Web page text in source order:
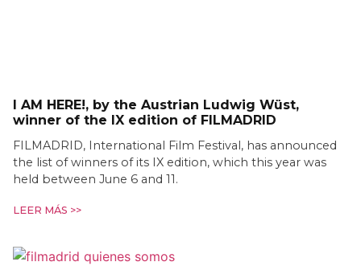
I AM HERE!, by the Austrian Ludwig Wüst,
winner of the IX edition of FILMADRID
FILMADRID, International Film Festival, has announced
the list of winners of its IX edition, which this year was
held between June 6 and 11.
LEER MÁS >>